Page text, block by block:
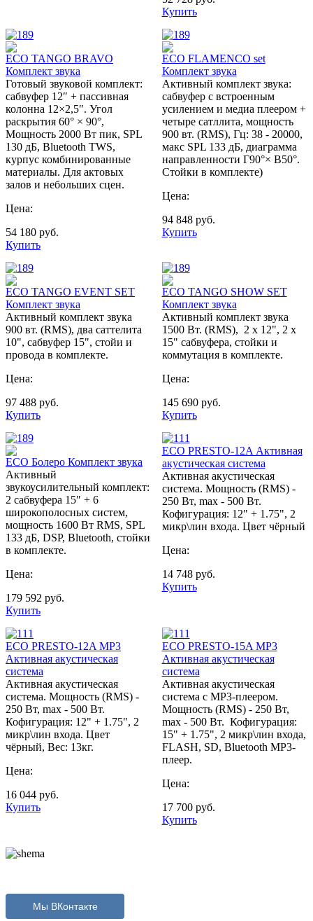
Купить
ECO TANGO BRAVO
Комплект звука
Готовый звуковой комплект:
сабвуфер 12″ + пассивная
колонна 12×2,5″. Угол
раскрытия 60° × 90°,
Мощность 2000 Вт пик, SPL
130 дБ, Bluetooth TWS,
курпус комбинированные
материалы. Для актовых
залов и небольших сцен.
Цена:
54 180 руб.
Купить
ECO FLAMENCO set
Комплект звука
Активный комплект звука:
сабвуфер с встроенным
усилением и медиа плеером +
четыре сатллита, мощность
900 вт. (RMS), Гц: 38 - 20000,
макс SPL 133 дБ, диаграмма
направленности Г90°× В50°.
Стойки в комплекте)
Цена:
94 848 руб.
Купить
ECO TANGO EVENT SET
Комплект звука
Активный комплект звука
900 вт. (RMS), два саттелита
10", сабвуфер 15", стойи и
провода в комплекте.
Цена:
97 488 руб.
Купить
ECO TANGO SHOW SET
Комплект звука
Активный комплект звука
1500 Вт. (RMS), 2 х 12", 2 х
15" сабвуфера, стойки и
коммутация в комплекте.
Цена:
145 690 руб.
Купить
ECO Болеро Комплект звука
Активный
звукоусилительный комплект:
2 сабвуфера 15″ + 6
широкополосных систем,
мощность 1600 Вт RMS, SPL
133 дБ, DSP, Bluetooth, стойки
в комплекте.
Цена:
179 592 руб.
Купить
ECO PRESTO-12A Активная
акустическая система
Активная акустическая
система. Мощность (RMS) -
250 Вт, max - 500 Вт.
Кофигурация: 12" + 1.75", 2
микр\лин входа. Цвет чёрный
Цена:
14 748 руб.
Купить
ECO PRESTO-12A MP3
Активная акустическая
система
Активная акустическая
система. Мощность (RMS) -
250 Вт, max - 500 Вт.
Кофигурация: 12" + 1.75", 2
микр\лин входа. Цвет
чёрный, Вес: 13кг.
Цена:
16 044 руб.
Купить
ECO PRESTO-15A MP3
Активная акустическая
система
Активная акустическая
система с MP3-плеером.
Мощность (RMS) - 250 Вт,
max - 500 Вт. Кофигурация:
15" + 1.75", 2 микр\лин входа,
FLASH, SD, Bluetooth MP3-
плеер.
Цена:
17 700 руб.
Купить
Мы ВКонтакте